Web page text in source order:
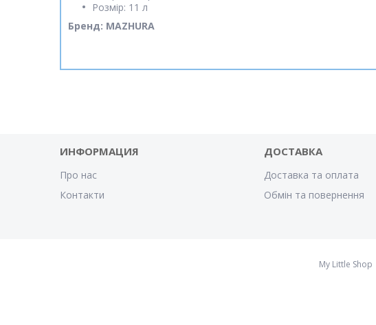
Розмір: 11 л
Бренд: MAZHURA
ИНФОРМАЦИЯ
Про нас
Контакти
ДОСТАВКА
Доставка та оплата
Обмін та повернення